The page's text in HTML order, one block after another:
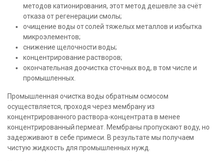
методов катионирования, этот метод дешевле за счёт
отказа от регенерации смолы;
очищение воды от солей тяжелых металлов и избытка
микроэлементов;
снижение щелочности воды;
концентрирование растворов;
окончательная доочистка сточных вод, в том числе и
промышленных.
Промышленная очистка воды обратным осмосом
осуществляется, проходя через мембрану из
концентрированного раствора-концентрата в менее
концентрированный пермеат. Мембраны пропускают воду, но
задерживают в себе примеси. В результате мы получаем
чистую жидкость для промышленных нужд.